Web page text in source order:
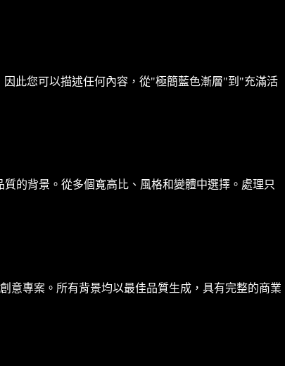
此您可以描述任何內容，從"極簡藍色漸層"到"充滿活
的背景。從多個寬高比、風格和變體中選擇。處理只
意專案。所有背景均以最佳品質生成，具有完整的商業